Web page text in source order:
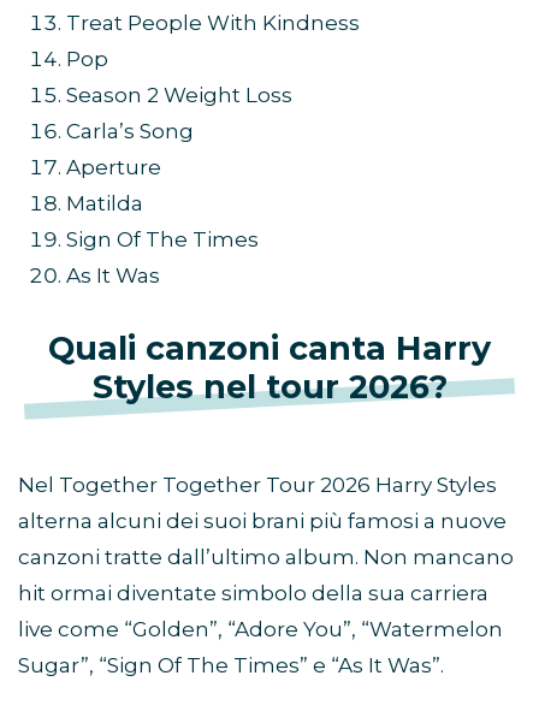
Treat People With Kindness
Pop
Season 2 Weight Loss
Carla’s Song
Aperture
Matilda
Sign Of The Times
As It Was
Quali canzoni canta Harry
Styles nel tour 2026?
Nel Together Together Tour 2026 Harry Styles
alterna alcuni dei suoi brani più famosi a nuove
canzoni tratte dall’ultimo album. Non mancano
hit ormai diventate simbolo della sua carriera
live come “Golden”, “Adore You”, “Watermelon
Sugar”, “Sign Of The Times” e “As It Was”.